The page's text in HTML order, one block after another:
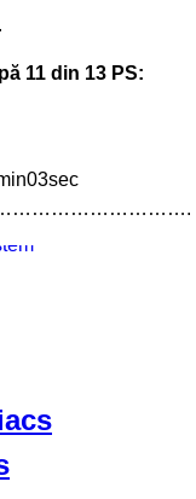
11 din 13 PS: